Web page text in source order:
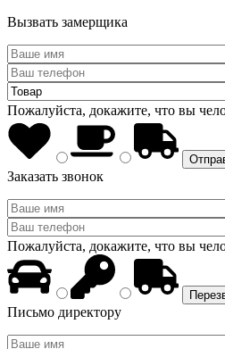
Вызвать замерщика
Пожалуйста, докажите, что вы
Заказать звонок
Пожалуйста, докажите, что вы
Письмо директору